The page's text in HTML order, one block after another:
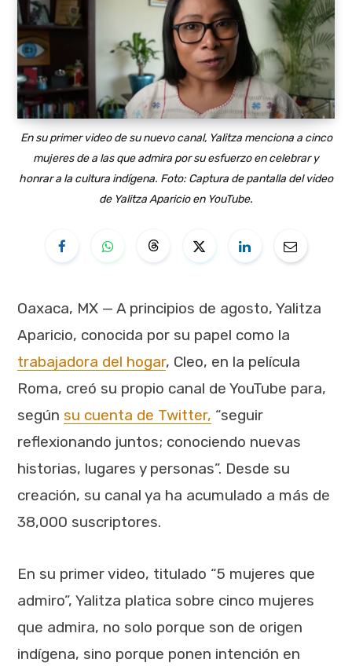
En su primer video de su nuevo canal, Yalitza menciona a cinco
mujeres de a las que admira por su esfuerzo en celebrar y
honrar a la cultura indígena. Foto: Captura de pantalla del video
de Yalitza Aparicio en YouTube.
Oaxaca, MX — A principios de agosto, Yalitza
Aparicio, conocida por su papel como la
trabajadora del hogar, Cleo, en la película
Roma, creó su propio canal de YouTube para,
según su cuenta de Twitter, “seguir
reflexionando juntos; conociendo nuevas
historias, lugares y personas”. Desde su
creación, su canal ya ha acumulado a más de
38,000 suscriptores.
En su primer video, titulado “5 mujeres que
admiro”, Yalitza platica sobre cinco mujeres
que admira, no solo porque son de origen
indígena, sino porque ponen intención en